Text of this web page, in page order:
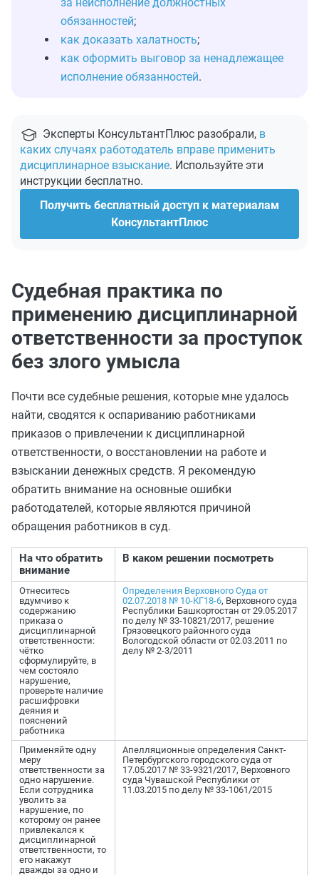
обязанностей;
как доказать халатность;
как оформить выговор за ненадлежащее
исполнение обязанностей.
Эксперты КонсультантПлюс разобрали, в
каких случаях работодатель вправе применить
дисциплинарное взыскание. Используйте эти
инструкции бесплатно.
Получить бесплатный доступ к материалам
КонсультантПлюс
Судебная практика по
применению дисциплинарной
ответственности за проступок
без злого умысла
Почти все судебные решения, которые мне удалось
найти, сводятся к оспариванию работниками
приказов о привлечении к дисциплинарной
ответственности, о восстановлении на работе и
взыскании денежных средств. Я рекомендую
обратить внимание на основные ошибки
работодателей, которые являются причиной
обращения работников в суд.
На что обратить
внимание
В каком решении посмотреть
Отнеситесь
вдумчиво к
содержанию
приказа о
дисциплинарной
ответственности:
чётко
сформулируйте, в
чем состояло
нарушение,
проверьте наличие
расшифровки
деяния и
пояснений
работника
Определения Верховного Суда от
02.07.2018 № 10-КГ18-6, Верховного суда
Республики Башкортостан от 29.05.2017
по делу № 33-10821/2017, решение
Грязовецкого районного суда
Вологодской области от 02.03.2011 по
делу № 2-3/2011
Применяйте одну
меру
ответственности за
одно нарушение.
Если сотрудника
уволить за
нарушение, по
которому он ранее
привлекался к
дисциплинарной
ответственности, то
его накажут
дважды за одно и
Апелляционные определения Санкт-
Петербургского городского суда от
17.05.2017 № 33-9321/2017, Верховного
суда Чувашской Республики от
11.03.2015 по делу № 33-1061/2015